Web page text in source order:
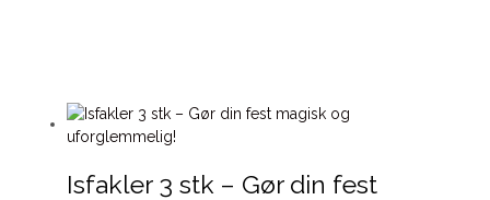
Isfakler 3 stk – Gør din fest